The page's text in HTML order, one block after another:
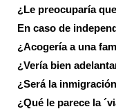
¿Le preocuparía
En caso de
¿Acogería a una
¿Vería bien
¿Será la
¿Qué le parece la